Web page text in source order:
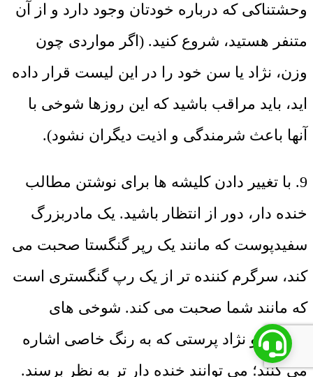
وحشتناکی که درباره خودتان وجود دارد و از آن
متنفر هستید، شروع کنید. (اگر مواردی چون
وزن، نژاد یا سن خود را در این لیست قرار داده
اید، باید مراقب باشید که این روزها شوخی با
آنها باعث شرمندگی و اذیت دیگران نشود).
9. با تغییر دادن کلیشه ها برای نوشتن مطالب
خنده دار، دور از انتظار باشید. یک مادربزرگ
سفیدپوست که مانند یک رپر گنگستا صحبت می
کند، سرگرم کننده تر از یک رپ گنگستری است
که مانند شما صحبت می کند. شوخی های
جنسی و نژاد پرستی که به رنگ خاصی اشاره
می کنند؛ می توانند خنده دار تر به نظر برسند.